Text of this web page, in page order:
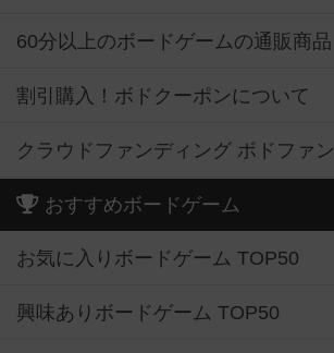
60分以上のボードゲームの通販商品
割引購入！ボドクーポンについて
クラウドファンディング ボドファン
おすすめボードゲーム
お気に入りボードゲーム TOP50
興味ありボードゲーム TOP50